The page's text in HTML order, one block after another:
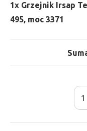
1x Grzejnik Irsap
495, moc 3371
ilość